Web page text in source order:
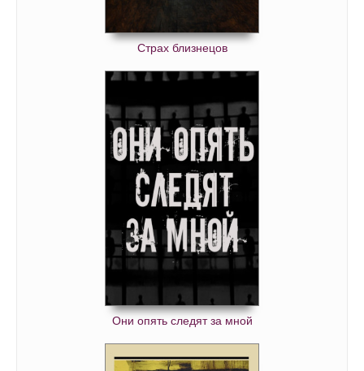
Страх близнецов
Они опять следят за мной